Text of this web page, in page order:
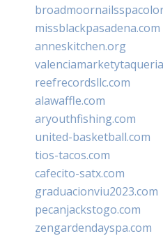
missblackpasadena.com
anneskitchen.org
reefrecordsllc.com
alawaffle.com
aryouthfishing.com
united-basketball.com
tios-tacos.com
cafecito-satx.com
graduacionviu2023.com
pecanjackstogo.com
zengardendayspa.com